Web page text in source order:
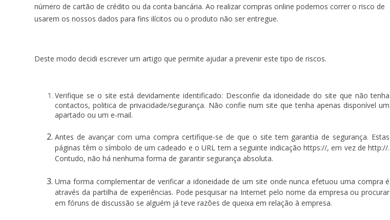
número de cartão de crédito ou da conta bancária. Ao realizar compras online podemos correr o risco de
usarem os nossos dados para fins ilícitos ou o produto não ser entregue.
Deste modo decidi escrever um artigo que permite ajudar a prevenir este tipo de riscos.
Verifique se o site está devidamente identificado: Desconfie da idoneidade do site que não tenha
contactos, politica de privacidade/segurança. Não confie num site que tenha apenas disponível um
apartado ou um e-mail.
Antes de avançar com uma compra certifique-se de que o site tem garantia de segurança. Estas
páginas têm o símbolo de um cadeado e o URL tem a seguinte indicação https://, em vez de http://.
Contudo, não há nenhuma forma de garantir segurança absoluta.
Uma forma complementar de verificar a idoneidade de um site onde nunca efetuou uma compra é
através da partilha de experiências. Pode pesquisar na Internet pelo nome da empresa ou procurar
em fóruns de discussão se alguém já teve razões de queixa em relação à empresa.